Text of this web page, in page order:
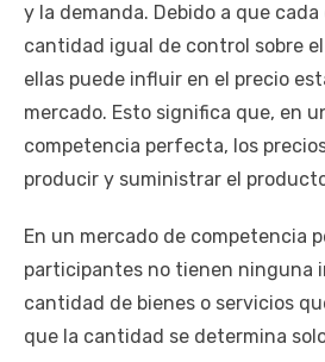
y la demanda. Debido a que
cantidad igual de control sobre
ellas puede influir en el precio
mercado. Esto significa que, en
competencia perfecta, los
producir y suministrar el
En un mercado de competencia
participantes no tienen ninguna
cantidad de bienes o servicios
que la cantidad se determina